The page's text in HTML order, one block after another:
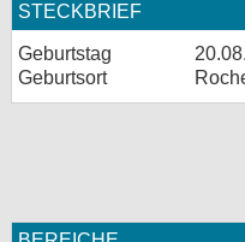
STECKBRIEF
Geburtstag
Geburtsort